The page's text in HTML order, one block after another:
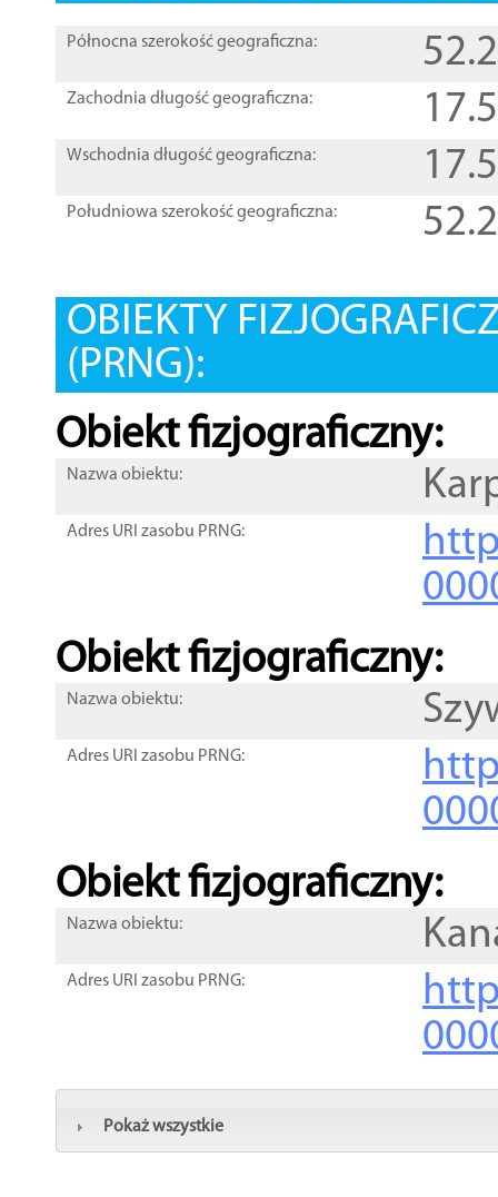
Północna szerokość geograficzna:
Zachodnia długość geograficzna:
Wschodnia długość geograficzna:
Południowa szerokość geograficzna:
OBIEKTY
(PRNG):
Obiekt fizjograficzny:
Nazwa obiektu:
Adres URI zasobu PRNG:
Obiekt fizjograficzny:
Nazwa obiektu:
Adres URI zasobu PRNG:
Obiekt fizjograficzny:
Nazwa obiektu:
Adres URI zasobu PRNG:
Pokaż wszystkie